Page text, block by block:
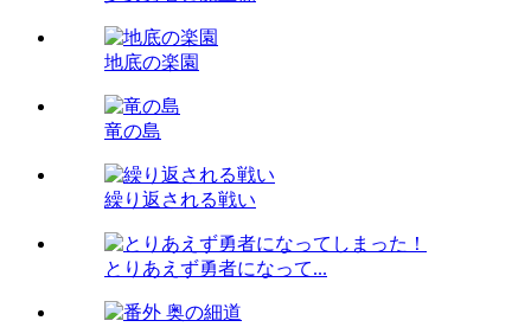
地底の楽園
竜の島
繰り返される戦い
とりあえず勇者になって...